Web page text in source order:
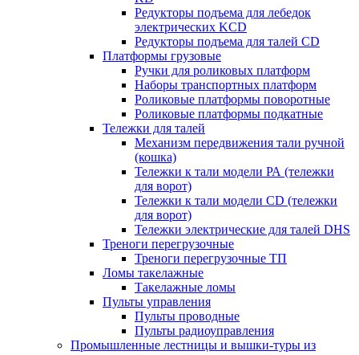
Редукторы подъема для лебедок
электрических KCD
Редукторы подъема для талей CD
Платформы грузовые
Ручки для роликовых платформ
Наборы транспортных платформ
Роликовые платформы поворотные
Роликовые платформы подкатные
Тележки для талей
Механизм передвижения тали ручной
(кошка)
Тележки к тали модели РА (тележки
для ворот)
Тележки к тали модели CD (тележки
для ворот)
Тележки электрические для талей DHS
Треноги перегрузочные
Треноги перегрузочные ТП
Ломы такелажные
Такелажные ломы
Пульты управления
Пульты проводные
Пульты радиоуправления
Промышленные лестницы и вышки-туры из